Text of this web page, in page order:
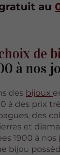
au
de
à nos
des bijoux
à des prix
des
et
1900 à nos
bijou